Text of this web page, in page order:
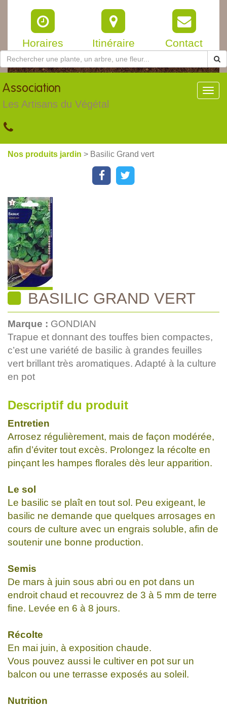
Horaires Itinéraire Contact
Association
Les Artisans du Végétal
Nos produits jardin > Basilic Grand vert
BASILIC GRAND VERT
Marque : GONDIAN
Trapue et donnant des touffes bien compactes,
c’est une variété de basilic à grandes feuilles
vert brillant très aromatiques. Adapté à la culture
en pot
Descriptif du produit
Entretien
Arrosez régulièrement, mais de façon modérée,
afin d’éviter tout excès. Prolongez la récolte en
pinçant les hampes florales dès leur apparition.
Le sol
Le basilic se plaît en tout sol. Peu exigeant, le
basilic ne demande que quelques arrosages en
cours de culture avec un engrais soluble, afin de
soutenir une bonne production.
Semis
De mars à juin sous abri ou en pot dans un
endroit chaud et recouvrez de 3 à 5 mm de terre
fine. Levée en 6 à 8 jours.
Récolte
En mai juin, à exposition chaude.
Vous pouvez aussi le cultiver en pot sur un
balcon ou une terrasse exposés au soleil.
Nutrition